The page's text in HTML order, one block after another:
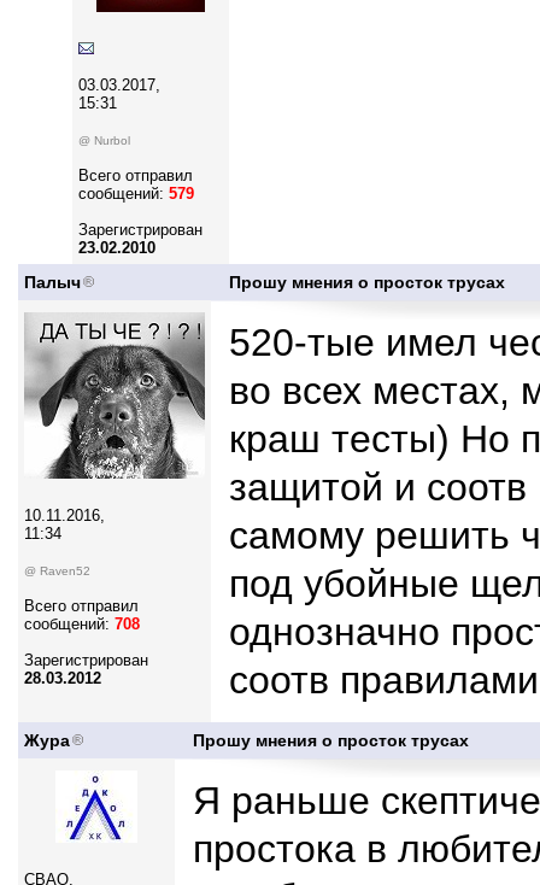
03.03.2017,
15:31
@ Nurbol
Всего отправил
сообщений: 579
Зарегистрирован
23.02.2010
Палыч Прошу мнения о просток трусах
10.11.2016,
11:34
@ Raven52
Всего отправил
сообщений: 708
Зарегистрирован
28.03.2012
520-тые имел
во всех местах,
краш тесты) Но
защитой и
самому решить
под убойные
однозначно
соотв
Жура Прошу мнения о просток трусах
СВАО,
Я раньше
простока в